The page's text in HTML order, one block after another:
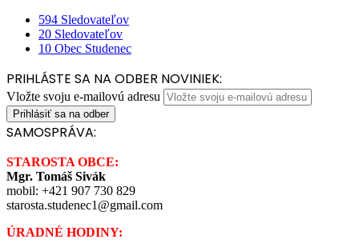
594 Sledovateľov
20 Sledovateľov
10 Obec Studenec
PRIHLÁSTE SA NA ODBER NOVINIEK:
Vložte svoju e-mailovú adresu
SAMOSPRÁVA:
STAROSTA OBCE:
Mgr. Tomáš Sivák
mobil: +421 907 730 829
starosta.studenec1@gmail.com
ÚRADNÉ HODINY: